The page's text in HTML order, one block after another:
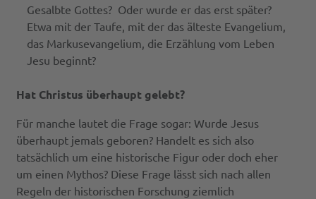
Gesalbte Gottes? Oder wurde er das erst später?
Etwa mit der Taufe, mit der das älteste Evangelium,
das Markusevangelium, die Erzählung vom Leben
Jesu beginnt?
Hat Christus überhaupt gelebt?
Für manche lautet die Frage sogar: Wurde Jesus
überhaupt jemals geboren? Handelt es sich also
tatsächlich um eine historische Figur oder doch eher
um einen Mythos? Diese Frage lässt sich nach allen
Regeln der historischen Forschung ziemlich